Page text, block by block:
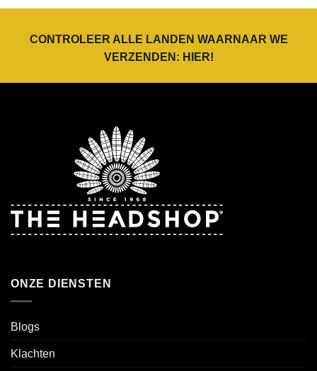
CONTROLEER ALLE LANDEN WAARNAAR WE
VERZENDEN: HIER!
ONZE DIENSTEN
Blogs
Klachten